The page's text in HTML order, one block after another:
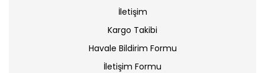
İletişim
Kargo Takibi
Havale Bildirim Formu
İletişim Formu